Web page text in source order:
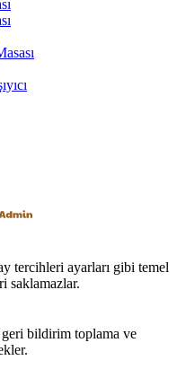
tercihleri ayarları gibi temel
saklamazlar.
geri bildirim toplama ve